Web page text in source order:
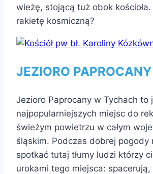
wieżę, stojącą tuż obok
rakietę kosmiczną?
JEZIORO PAPROCANY
Jezioro Paprocany w Tychach to
najpopularniejszych miejsc do
świeżym powietrzu w całym
śląskim. Podczas dobrej pogody
spotkać tutaj tłumy ludzi którzy
urokami tego miejsca: spacerują,